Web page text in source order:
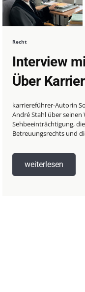
Recht
Interview
Über
karriereführer-Autorin
André Stahl über seinen
Sehbeeinträchtigung,
Betreuungsrechts und
weiterlesen